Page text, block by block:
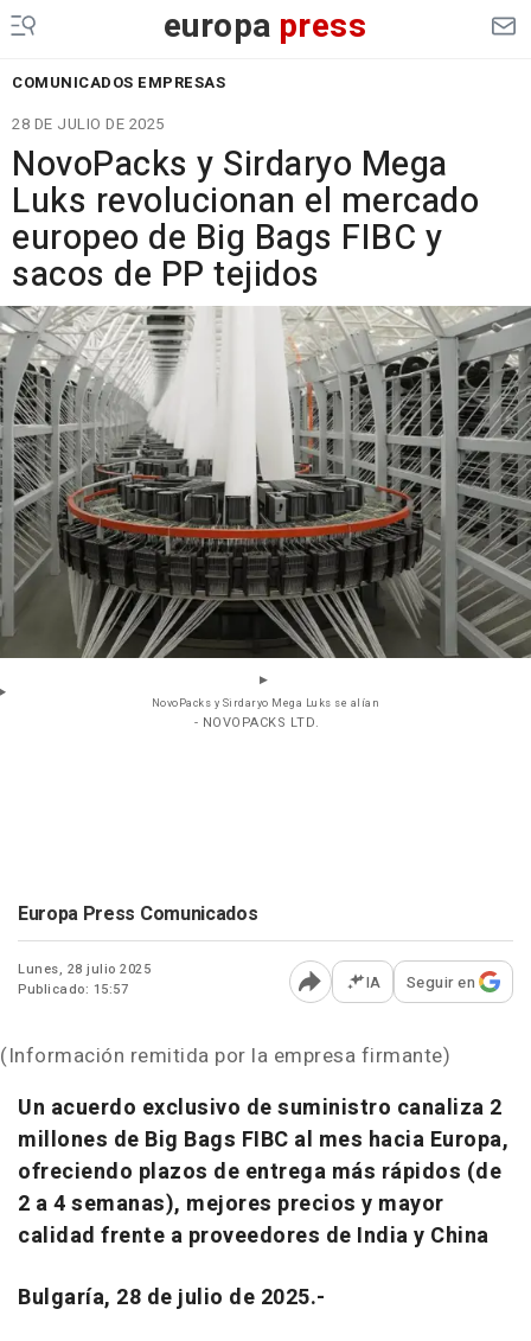
europa press
COMUNICADOS EMPRESAS
28 DE JULIO DE 2025
NovoPacks y Sirdaryo Mega
Luks revolucionan el mercado
europeo de Big Bags FIBC y
sacos de PP tejidos
NovoPacks y Sirdaryo Mega Luks se alían
- NOVOPACKS LTD.
Europa Press Comunicados
Lunes, 28 julio 2025
Publicado: 15:57
Abrir opciones para
IA Seguir en
(Información remitida por la empresa firmante)
Un acuerdo exclusivo de suministro canaliza 2
millones de Big Bags FIBC al mes hacia Europa,
ofreciendo plazos de entrega más rápidos (de
2 a 4 semanas), mejores precios y mayor
calidad frente a proveedores de India y China
Bulgaría, 28 de julio de 2025.-